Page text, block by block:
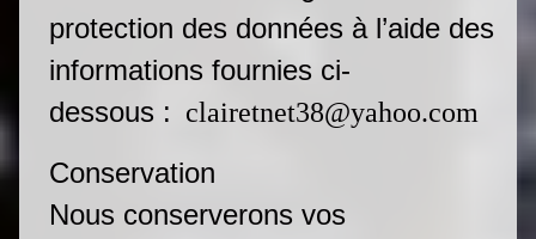
protection des données à l’aide des
informations fournies ci-
dessous : clairetnet38@yahoo.com
Conservation
Nous conserverons vos